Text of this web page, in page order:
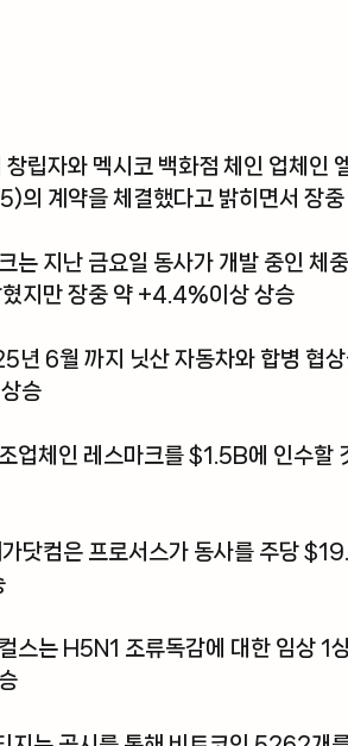
창립자와 멕시코 백화점 체인 업체인
계약을 체결했다고 밝히면서 장
는 지난 금요일 동사가 개발 중인 체
지만 장중 약 +4.4%이상 상승
년 6월 까지 닛산 자동차와 합병 협
승
업체인 레스마크를 $1.5B에 인수할
닷컴은 프로서스가 동사를 주당
스는 H5N1 조류독감에 대한 임상 1